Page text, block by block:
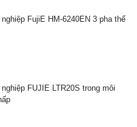
FujiE HM-6240EN 3 pha thế
FUJIE LTR20S trong môi